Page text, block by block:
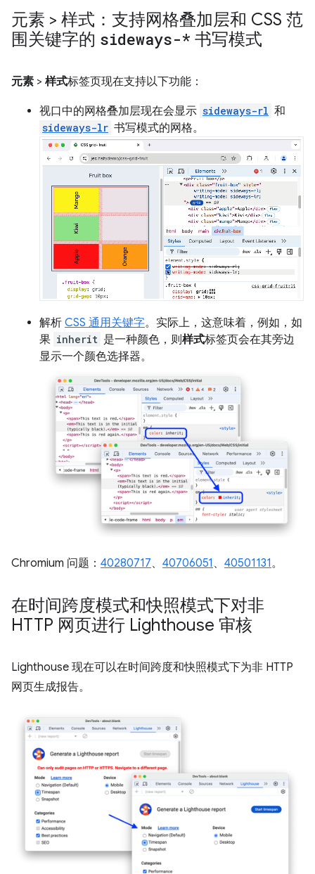
元素 > 样式：支持网格叠加层和 CSS 范
围关键字的 sideways-* 书写模式
元素 > 样式标签页现在支持以下功能：
视口中的网格叠加层现在会显示 sideways-rl 和
sideways-lr 书写模式的网格。
解析 CSS 通用关键字。实际上，这意味着，例如，如
果 inherit 是一种颜色，则样式标签页会在其旁边
显示一个颜色选择器。
Chromium 问题： 40280717、 40706051 、 40501131。
在时间跨度模式和快照模式下对非
HTTP 网页进行 Lighthouse 审核
Lighthouse 现在可以在时间跨度和快照模式下为非 HTTP
网页生成报告。